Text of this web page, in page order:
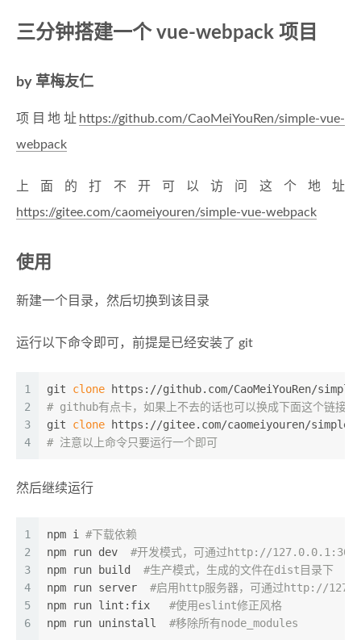
三分钟搭建一个 vue-webpack 项目
by 草梅友仁
项目地址 https://github.com/CaoMeiYouRen/simple-vue-
webpack
上面的打不开可以访问这个地址
https://gitee.com/caomeiyouren/simple-vue-webpack
使用
新建一个目录，然后切换到该目录
运行以下命令即可，前提是已经安装了 git
1
2
3
4
git clone https://github.com/CaoMeiYouRen/
# github有点卡，如果上不去的话也可以换成下面这个链接
git clone https://gitee.com/caomeiyouren/simple-
# 注意以上命令只要运行一个即可
然后继续运行
1
2
3
4
5
6
npm i #下载依赖
npm run dev #开发模式，可通过http://
npm run build #生产模式，生成的文件在dist目录下
npm run server #启用http服务器，可通过http://
npm run lint:fix #使用eslint修正风格
npm run uninstall #移除所有node_modules